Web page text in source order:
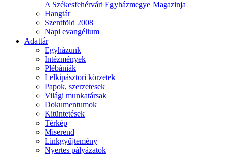
A Székesfehérvári Egyházmegye Magazinja
Hangtár
Szentföld 2008
Napi evangélium
Adattár
Egyházunk
Intézmények
Plébániák
Lelkipásztori körzetek
Papok, szerzetesek
Világi munkatársak
Dokumentumok
Kitüntetések
Térkép
Miserend
Linkgyűjtemény
Nyertes pályázatok